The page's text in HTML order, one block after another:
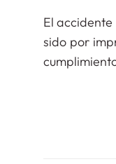
El
sido por